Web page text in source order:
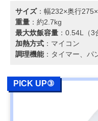
サイズ：幅232×奥行
重量 ：約2.7kg
最大炊飯容量 ：0.54L（3
加熱方式 ：マイコン
調理機能：タイマー、パ
PICK UP③